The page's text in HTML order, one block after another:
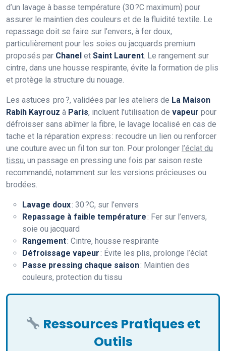
d’un lavage à basse température (30 ?C maximum) pour
assurer le maintien des couleurs et de la fluidité textile. Le
repassage doit se faire sur l’envers, à fer doux,
particulièrement pour les soies ou jacquards premium
proposés par Chanel et Saint Laurent . Le rangement sur
cintre, dans une housse respirante, évite la formation de plis
et protège la structure du nouage.
Les astuces pro ?, validées par les ateliers de La Maison
Rabih Kayrouz à Paris, incluent l’utilisation de vapeur pour
défroisser sans abîmer la fibre, le lavage localisé en cas de
tache et la réparation express : recoudre un lien ou renforcer
une couture avec un fil ton sur ton. Pour prolonger l’éclat du
tissu, un passage en pressing une fois par saison reste
recommandé, notamment sur les versions précieuses ou
brodées.
Lavage doux: 30 ?C, sur l’envers
Repassage à faible température: Fer sur l’envers,
soie ou jacquard
Rangement: Cintre, housse respirante
Défroissage vapeur: Évite les plis, prolonge l’éclat
Passe pressing chaque saison: Maintien des
couleurs, protection du tissu
Ressources Pratiques et
Outils